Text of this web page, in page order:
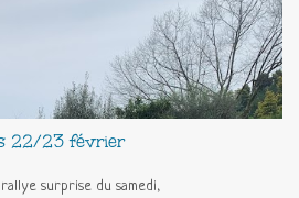
Exposition des 2CV, animation avec la
les 1/2 heures) de l'usine de confiserie
surprise avec road-book Stand point-
18H00 : Récupération des
des prix au Palais des Congrès de Grasse
22/23 février
surprise du samedi,